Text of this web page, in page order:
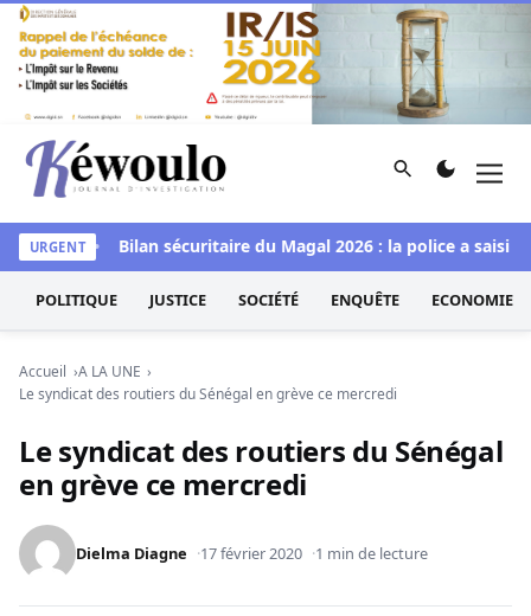
Aller au contenu
Kéwoulo, le premier site d'information et d'investigation
Rechercher
URGENT Bilan sécuritaire du Magal 2026 : la police a saisi
POLITIQUE JUSTICE SOCIÉTÉ ENQUÊTE ECONOMIE
Accueil
A LA UNE
Le syndicat des routiers du Sénégal en grève ce mercredi
Le syndicat des routiers du Sénégal
en grève ce mercredi
Dielma Diagne 17 février 2020 1 min de lecture